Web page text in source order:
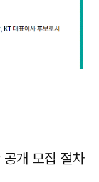
개 모집 절차